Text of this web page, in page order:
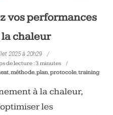
vos performances
chaleur
2025 à 20h29
de lecture :3 minutes
,méthode,plan,protocole,training
à la chaleur,
les